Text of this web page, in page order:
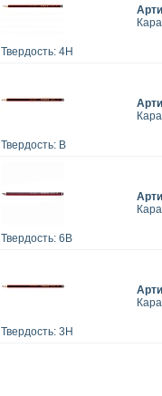
Твердость: 4Н
Твердость: B
Твердость: 6В
Твердость: 3Н